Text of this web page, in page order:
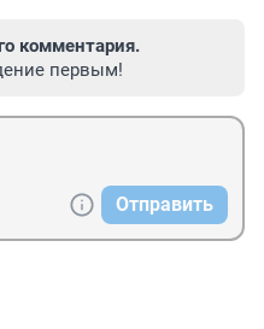
комментария.
первым!
Отправить